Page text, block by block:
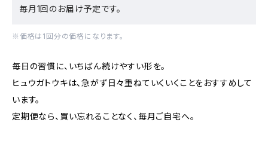
毎月1回のお届け予定です。
※価格は1回分の価格になります。
毎日の習慣に、いちばん続けやすい形を。
ヒュウガトウキは、急がず日々重ねていくいくことをおすすめして
います。
定期便なら、買い忘れることなく、毎月ご自宅へ。